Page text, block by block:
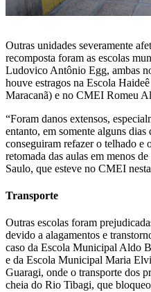
Outras unidades severamente
recomposta foram as escolas
Ludovico Antônio Egg, ambas
houve estragos na Escola
Maracanã) e no CMEI Romeu
“Foram danos extensos,
entanto, em somente alguns dias
conseguiram refazer o telhado e
retomada das aulas em menos
Saulo, que esteve no CMEI
Transporte
Outras escolas foram
devido a alagamentos e
caso da Escola Municipal Aldo
e da Escola Municipal Maria
Guaragi, onde o transporte dos
cheia do Rio Tibagi, que